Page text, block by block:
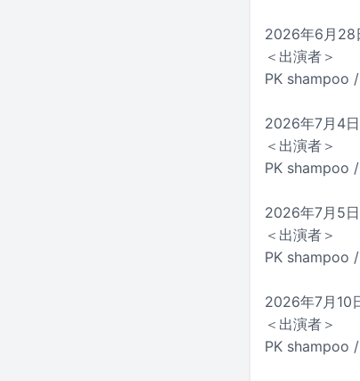
2026年6月28
＜出演者＞
PK shampoo
2026年7月4
＜出演者＞
PK shampoo
2026年7月5
＜出演者＞
PK shampoo
2026年7月10
＜出演者＞
PK shampoo